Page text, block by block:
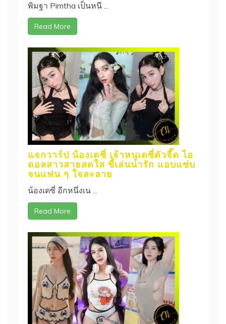
พิมฐา Pimtha เป็นหนึ ...
Read More
แจกวาร์ป น้องเดซี่ เจ้าหนูเดซี่ตัวจี๊ด ไอ
ดอลสาวสายสดใส ขี้เล่นน่ารัก แอบแซ่บ
จนแฟน ๆ ใจละลาย
น้องเดซี่ อีกหนึ่งเน ...
Read More